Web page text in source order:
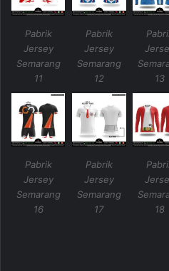
Pabrik
Jersey
Semarang
11
Pabrik
Jersey
Semarang
12
13
Pabrik
Jersey
Semarang
16
Pabrik
Jersey
Semarang
17
18